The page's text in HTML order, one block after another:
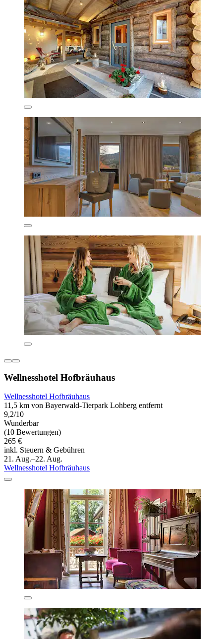
Wellnesshotel Hofbräuhaus
Wellnesshotel Hofbräuhaus
11,5 km von Bayerwald-Tierpark Lohberg entfernt
9,2/10
Wunderbar
(10 Bewertungen)
265 €
inkl. Steuern & Gebühren
21. Aug.–22. Aug.
Wellnesshotel Hofbräuhaus